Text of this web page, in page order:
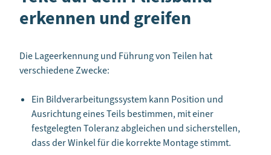
erkennen und greifen
Die Lageerkennung und Führung von Teilen hat
verschiedene Zwecke:
Ein Bildverarbeitungssystem kann Position und
Ausrichtung eines Teils bestimmen, mit einer
festgelegten Toleranz abgleichen und sicherstellen,
dass der Winkel für die korrekte Montage stimmt.